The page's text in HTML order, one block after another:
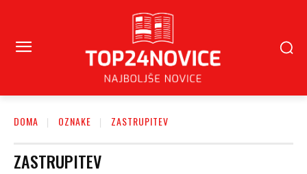
DOMA OZNAKE ZASTRUPITEV
ZASTRUPITEV